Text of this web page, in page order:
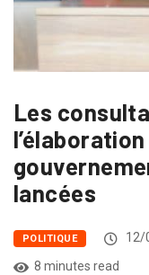
Les
lancées
POLITIQUE 12/
8 minutes read